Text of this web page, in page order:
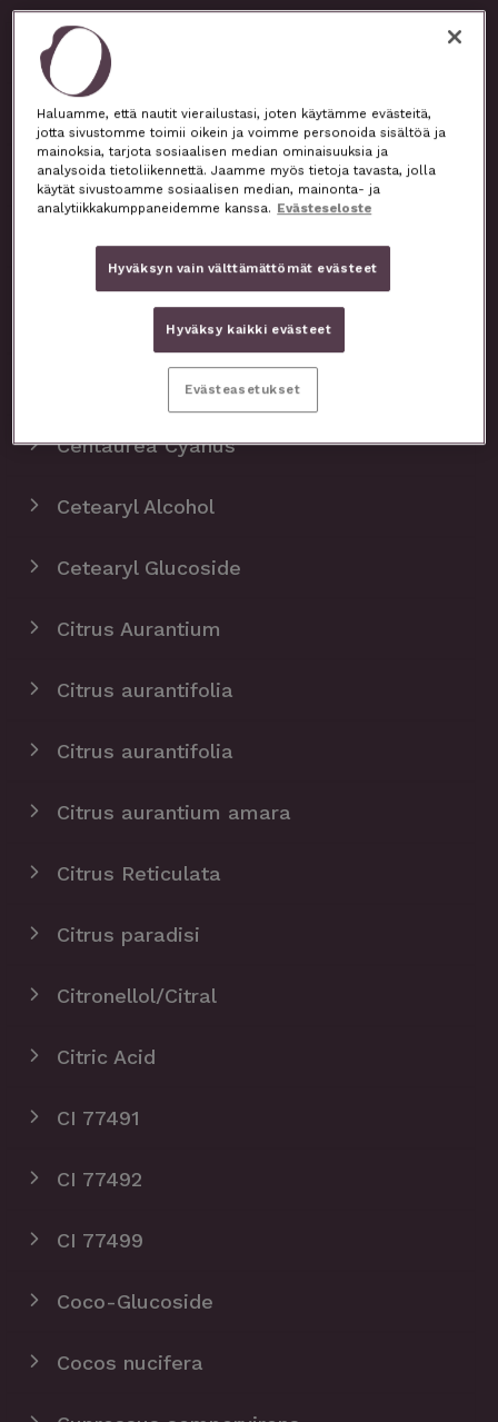
Calendula officinalis
Cananga odorata
Carica Papaya Fruit Extract
Capryloyl Glycerin/Sebacic Acid
Caprylyl/Capryl Glucoside
Centaurea Cyanus
Cetearyl Alcohol
Cetearyl Glucoside
​Citrus Aurantium
Citrus aurantifolia
Citrus aurantifolia
Citrus aurantium amara
Citrus Reticulata
Citrus paradisi
Citronellol/Citral
Citric Acid
CI 77491
CI 77492
CI 77499
Coco-Glucoside
Cocos nucifera
Haluamme, että nautit vierailustasi, joten käytämme evästeitä,
jotta sivustomme toimii oikein ja voimme personoida sisältöä ja
mainoksia, tarjota sosiaalisen median ominaisuuksia ja
analysoida tietoliikennettä. Jaamme myös tietoja tavasta, jolla
käytät sivustoamme sosiaalisen median, mainonta- ja
analytiikkakumppaneidemme kanssa. Evästeseloste
Hyväksyn vain välttämättömät evästeet
Hyväksy kaikki evästeet
Evästeasetukset